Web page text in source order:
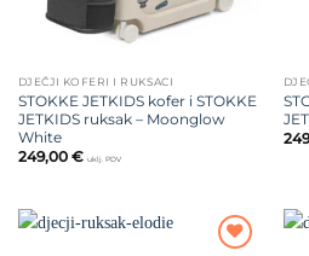
DJEČJI KOFERI I RUKSACI
STOKKE JETKIDS kofer i STOKKE
JETKIDS ruksak – Moonglow
White
249,00 € uklj. PDV